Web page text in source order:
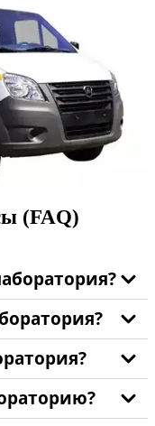
(FAQ)